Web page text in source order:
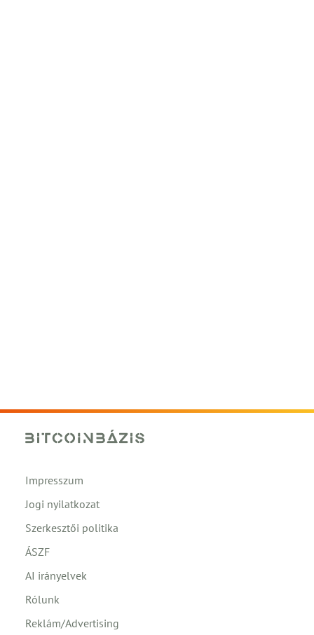
Impresszum
Jogi nyilatkozat
Szerkesztői politika
ÁSZF
AI irányelvek
Rólunk
Reklám/Advertising